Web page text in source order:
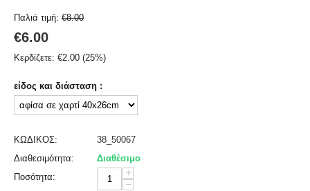
Παλιά τιμή: €8.00
€6.00
Κερδίζετε: €2.00 (25%)
είδος και διάσταση :
ΚΩΔΙΚΟΣ:
38_50067
Διαθεσιμότητα:
Διαθέσιμο
Ποσότητα:
+
−